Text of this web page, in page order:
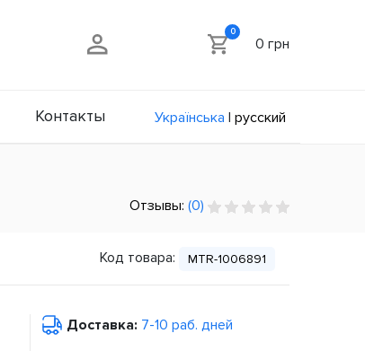
0
0 грн
Контакты Українська | русский
Отзывы: (0)
Код товара: MTR-1006891
Доставка: 7-10 раб. дней